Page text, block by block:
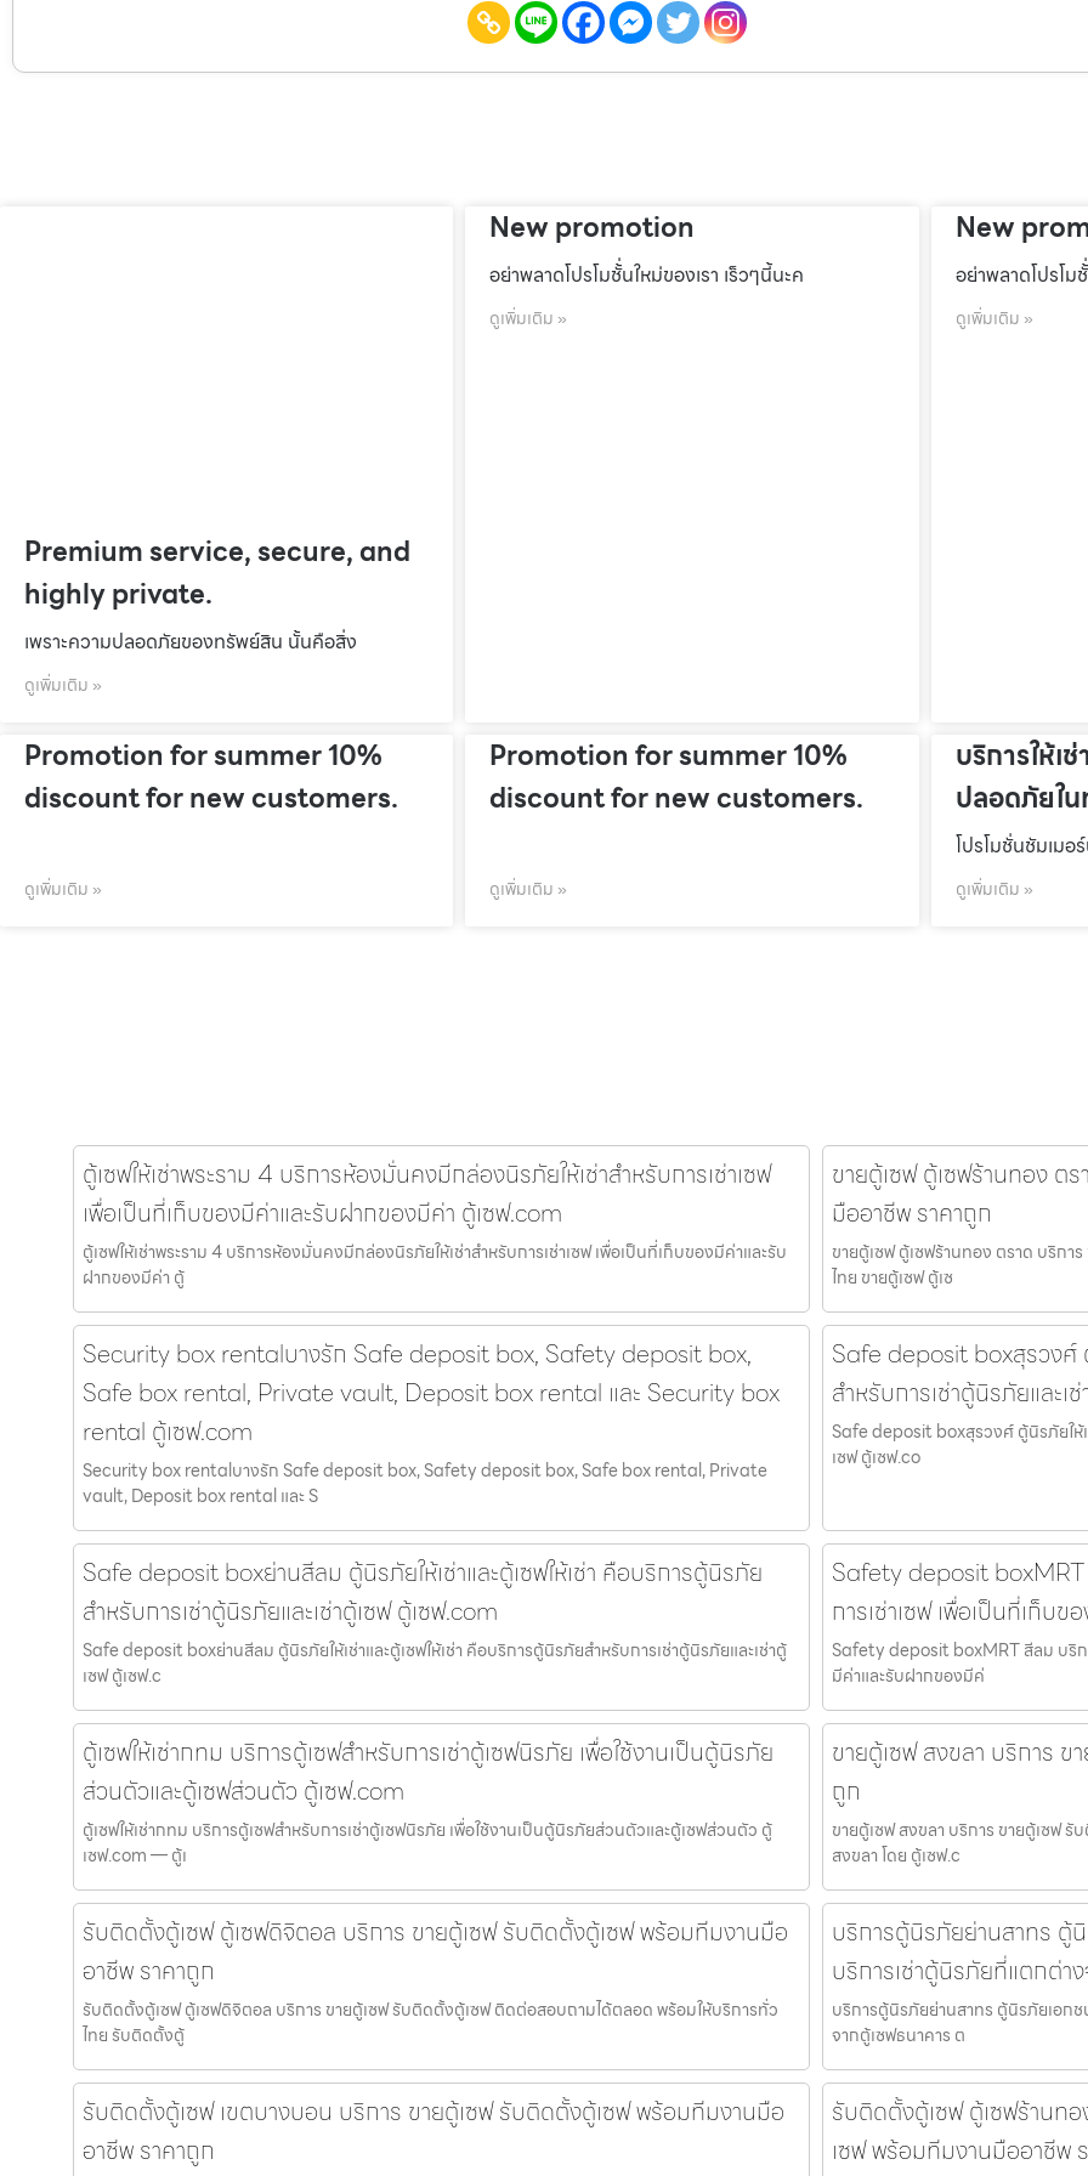
Premium service, secure, and
highly private.
เพราะความปลอดภัยของทรัพย์สิน นั้นคือสิ่ง
ดูเพิ่มเติม »
New promotion
อย่าพลาดโปรโมชั้่นใหม่ของเรา เร็วๆนี้นะค
ดูเพิ่มเติม »
New
อย่าพลาดโปรโม
ดูเพิ่มเติม »
Promotion for summer 10%
discount for new customers.
ดูเพิ่มเติม »
Promotion for summer 10%
discount for new customers.
ดูเพิ่มเติม »
บริการให้เ
ปลอดภัยใ
โปรโมชั่นชัมเมอ
ดูเพิ่มเติม »
ตู้เซฟให้เช่าพระราม 4 บริการห้องมั่นคงมีกล่องนิรภัยให้เช่าสำหรับการเช่าเซฟ
เพื่อเป็นที่เก็บของมีค่าและรับฝากของมีค่า ตู้เซฟ.com
ตู้เซฟให้เช่าพระราม 4 บริการห้องมั่นคงมีกล่องนิรภัยให้เช่าสำหรับการเช่าเซฟ เพื่อเป็นที่เก็บของมีค่าและรับ
ฝากของมีค่า ตู้
ขายตู้เซฟ ตู้เซฟร้านทอง ต
มืออาชีพ ราคาถูก
ขายตู้เซฟ ตู้เซฟร้านทอง ตราด บริก
ไทย ขายตู้เซฟ ตู้เซ
Security box rentalบางรัก Safe deposit box, Safety deposit box,
Safe box rental, Private vault, Deposit box rental และ Security box
rental ตู้เซฟ.com
Security box rentalบางรัก Safe deposit box, Safety deposit box, Safe box rental, Private
vault, Deposit box rental และ S
Safe deposit boxสุรวงศ์
สำหรับการเช่าตู้นิรภัยและเ
Safe deposit boxสุรวงศ์ ตู้นิรภัยให้เ
เซฟ ตู้เซฟ.co
Safe deposit boxย่านสีลม ตู้นิรภัยให้เช่าและตู้เซฟให้เช่า คือบริการตู้นิรภัย
สำหรับการเช่าตู้นิรภัยและเช่าตู้เซฟ ตู้เซฟ.com
Safe deposit boxย่านสีลม ตู้นิรภัยให้เช่าและตู้เซฟให้เช่า คือบริการตู้นิรภัยสำหรับการเช่าตู้นิรภัยและเช่าตู้
เซฟ ตู้เซฟ.c
Safety deposit
การเช่าเซฟ เพื่อเป็นที่เก็บ
Safety deposit boxMRT สีลม บริก
มีค่าและรับฝากของมีค่
ตู้เซฟให้เช่ากทม บริการตู้เซฟสำหรับการเช่าตู้เซฟนิรภัย เพื่อใช้งานเป็นตู้นิรภัย
ส่วนตัวและตู้เซฟส่วนตัว ตู้เซฟ.com
ตู้เซฟให้เช่ากทม บริการตู้เซฟสำหรับการเช่าตู้เซฟนิรภัย เพื่อใช้งานเป็นตู้นิรภัยส่วนตัวและตู้เซฟส่วนตัว ตู้
เซฟ.com — ตู้เ
ขายตู้เซฟ สงขลา บริการ
ถูก
ขายตู้เซฟ สงขลา บริการ ขายตู้เซฟ
สงขลา โดย ตู้เซฟ.c
รับติดตั้งตู้เซฟ ตู้เซฟดิจิตอล บริการ ขายตู้เซฟ รับติดตั้งตู้เซฟ พร้อมทีมงานมือ
อาชีพ ราคาถูก
รับติดตั้งตู้เซฟ ตู้เซฟดิจิตอล บริการ ขายตู้เซฟ รับติดตั้งตู้เซฟ ติดต่อสอบถามได้ตลอด พร้อมให้บริการทั่ว
ไทย รับติดตั้งตู้
บริการตู้นิรภัยย่านสาทร ตู้นิ
บริการเช่าตู้นิรภัยที่แตกต่า
บริการตู้นิรภัยย่านสาทร ตู้นิรภัยเอกช
จากตู้เซฟธนาคาร ต
รับติดตั้งตู้เซฟ เขตบางบอน บริการ ขายตู้เซฟ รับติดตั้งตู้เซฟ พร้อมทีมงานมือ
อาชีพ ราคาถูก
รับติดตั้งตู้เซฟ ตู้เซฟร้านท
เซฟ พร้อมทีมงานมืออาชีพ